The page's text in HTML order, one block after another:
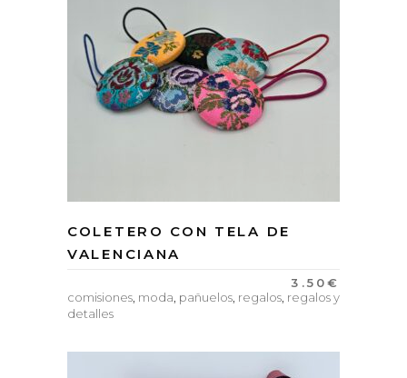
COLETERO CON TELA DE
VALENCIANA
3.50€
comisiones moda pañuelos regalos regalos y
detalles